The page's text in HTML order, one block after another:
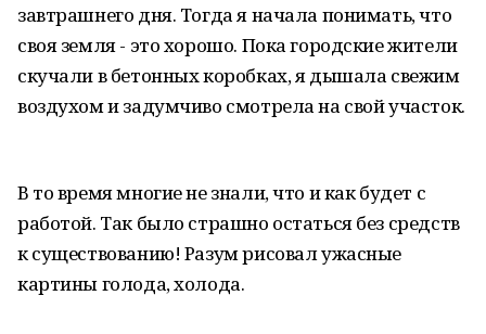
завтрашнего дня. Тогда я начала понимать, что
своя земля - это хорошо. Пока городские жители
скучали в бетонных коробках, я дышала свежим
воздухом и задумчиво смотрела на свой участок.
В то время многие не знали, что и как будет с
работой. Так было страшно остаться без средств
к существованию! Разум рисовал ужасные
картины голода, холода.